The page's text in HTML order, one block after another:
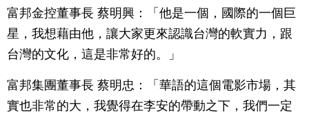
富邦金控董事長 蔡明興：「他是一個，國際的一個巨
星，我想藉由他，讓大家更來認識台灣的軟實力，跟
台灣的文化，這是非常好的。」
富邦集團董事長 蔡明忠：「華語的這個電影市場，其
實也非常的大，我覺得在李安的帶動之下，我們一定